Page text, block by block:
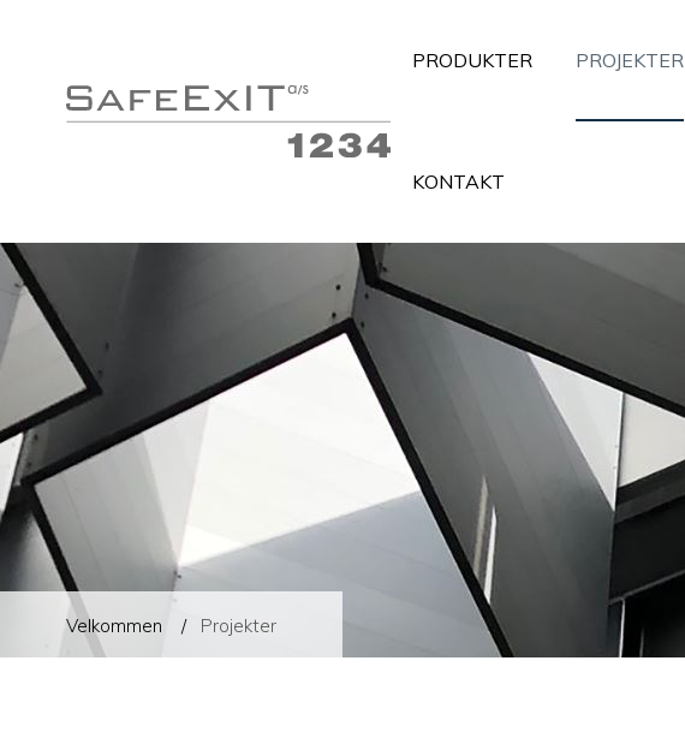
PRODUKTER
Flugtvejsarmaturer
Almen belysning med nødforsyning
Håndlygter med nødlysfunktion
Nødforsyninger
Tilbehør
Information og links
Belysning
Alarm- og signaludstyr
PC- og arbejdsstationer
Information og links
PROJEKTER
KONTAKT
Velkommen Projekter